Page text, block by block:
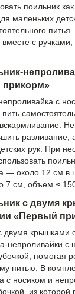
поильник
маленьких
с
прикорм»
с
пить
разливание,
рук. При
— около 12 см в
7 см, объем ≈
с двумя
«Первый
двумя крышками
непроливайки с
помогая
питью. В
носиком и
из которой